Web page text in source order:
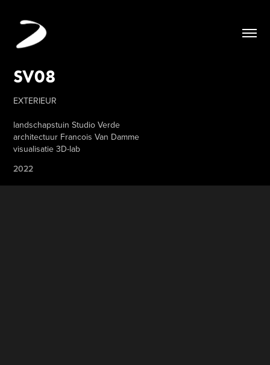
SV08
EXTERIEUR
landschapstuin Studio Verde
architectuur Francois Van Damme
2022